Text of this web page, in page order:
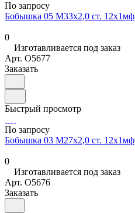
По запросу
Бобышка 05 М33х2,0 ст. 12х1мф
0
Изготавливается под заказ
Арт. O5677
Заказать
Быстрый просмотр
По запросу
Бобышка 03 М27х2,0 ст. 12х1мф
0
Изготавливается под заказ
Арт. O5676
Заказать